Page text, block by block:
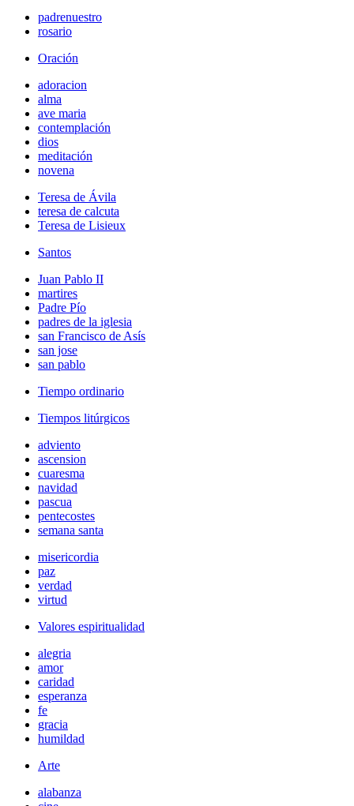
padrenuestro
rosario
Oración
adoracion
alma
ave maria
contemplación
dios
meditación
novena
Teresa de Ávila
teresa de calcuta
Teresa de Lisieux
Santos
Juan Pablo II
martires
Padre Pío
padres de la iglesia
san Francisco de Asís
san jose
san pablo
Tiempo ordinario
Tiempos litúrgicos
adviento
ascension
cuaresma
navidad
pascua
pentecostes
semana santa
misericordia
paz
verdad
virtud
Valores espiritualidad
alegria
amor
caridad
esperanza
fe
gracia
humildad
Arte
alabanza